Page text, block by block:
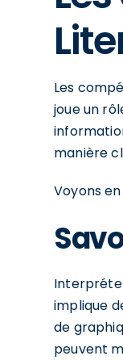
Les
joue un
manière
Voyons
implique
de
peuvent